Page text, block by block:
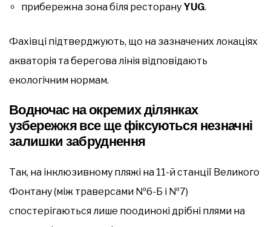
прибережна зона біля ресторану YUG.
Фахівці підтверджують, що на зазначених локаціях
акваторія та берегова лінія відповідають
екологічним нормам.
Водночас на окремих ділянках
узбережжя все ще фіксуються незначні
залишки забруднення
Так, на інклюзивному пляжі на 11-й станції Великого
Фонтану (між траверсами №6-Б і №7)
спостерігаються лише поодинокі дрібні плями на